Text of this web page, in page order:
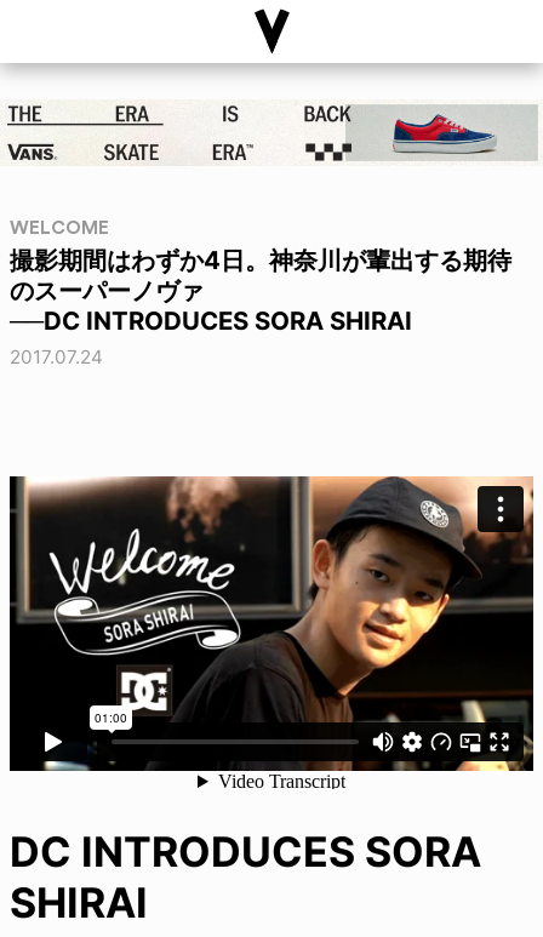
WELCOME
撮影期間はわずか4日。神奈川が輩出する期待
のスーパーノヴァ
──DC INTRODUCES SORA SHIRAI
2017.07.24
DC INTRODUCES SORA
SHIRAI